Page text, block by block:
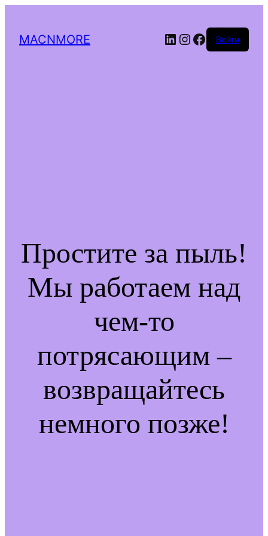
MACNMORE LinkedIn
Instagram
Facebook
Войти
Простите за пыль!
Мы работаем над
чем-то
потрясающим –
возвращайтесь
немного позже!